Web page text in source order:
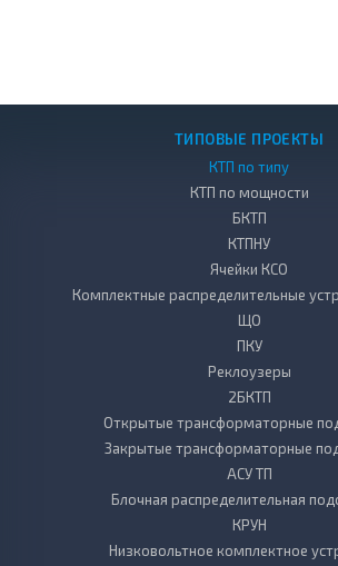
ТИПОВЫЕ ПРОЕКТЫ
КТП по типу
КТП по мощности
БКТП
КТПНУ
Ячейки КСО
Комплектные распределительные
ЩО
ПКУ
Реклоузеры
2БКТП
Открытые трансформаторные
Закрытые трансформаторные
АСУ ТП
Блочная распределительная
КРУН
Низковольтное комплектное